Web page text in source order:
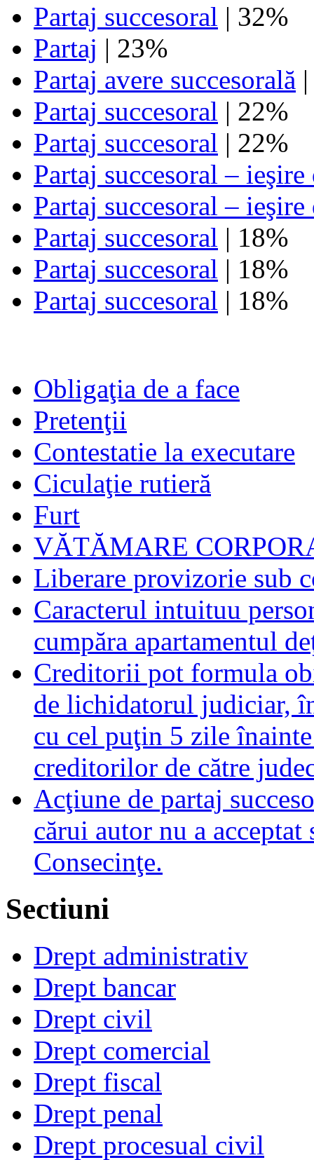
Partaj succesoral | 32%
Partaj | 23%
Partaj avere succesorală
Partaj succesoral | 22%
Partaj succesoral | 22%
Partaj succesoral –
Partaj succesoral –
Partaj succesoral | 18%
Partaj succesoral | 18%
Partaj succesoral | 18%
Obligaţia de a face
Pretenţii
Contestatie la executare
Ciculaţie rutieră
Furt
VĂTĂMARE
Liberare provizorie sub
Caracterul intuituu
cumpăra apartamentul
Creditorii pot formula
de lichidatorul judiciar,
cu cel puţin 5 zile
creditorilor de către
Acţiune de partaj
cărui autor nu a
Consecinţe.
Sectiuni
Drept administrativ
Drept bancar
Drept civil
Drept comercial
Drept fiscal
Drept penal
Drept procesual civil